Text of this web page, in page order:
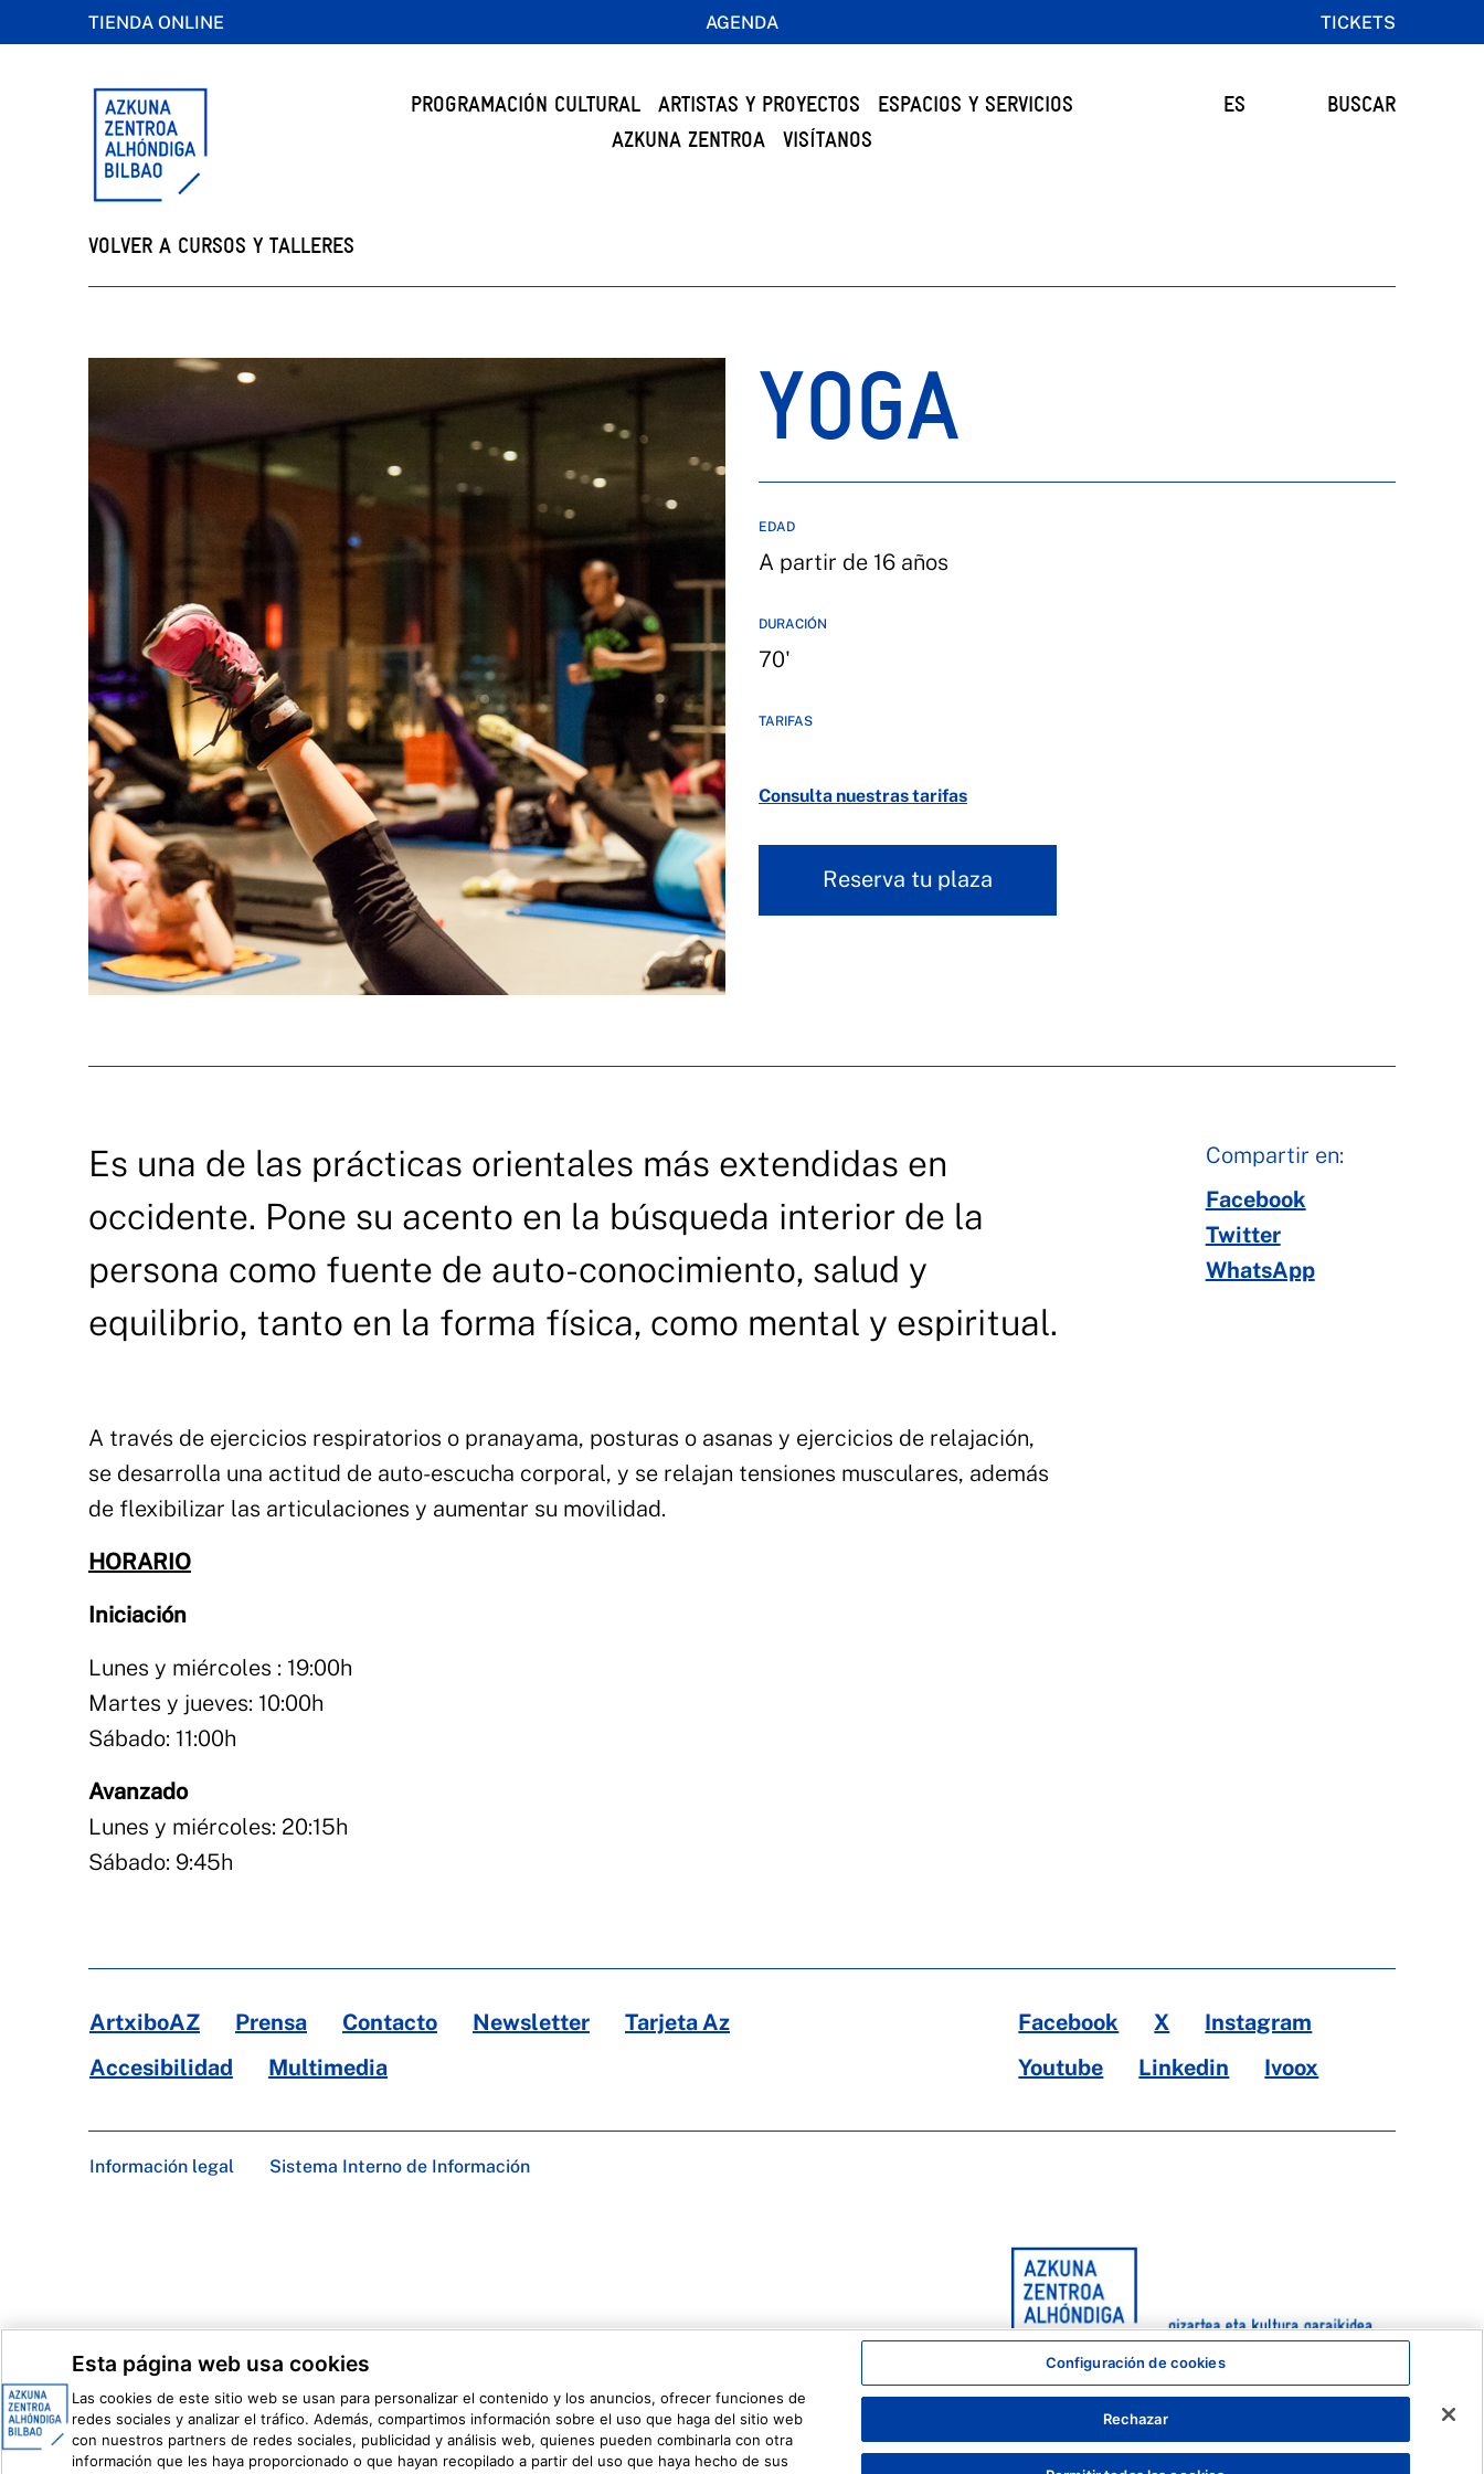
TIENDA ONLINE AGENDA TICKETS
PROGRAMACIÓN CULTURAL ARTISTAS Y PROYECTOS
ESPACIOS Y SERVICIOS
AZKUNA ZENTROA
VISÍTANOS
ES BUSCAR
VOLVER A CURSOS Y TALLERES
YOGA
EDAD
A partir de 16 años
DURACIÓN
70'
TARIFAS
Consulta nuestras tarifas
Reserva tu plaza
Es una de las prácticas orientales más extendidas en
occidente. Pone su acento en la búsqueda interior de la
persona como fuente de auto-conocimiento, salud y
equilibrio, tanto en la forma física, como mental y espiritual.
A través de ejercicios respiratorios o pranayama, posturas o asanas y ejercicios de relajación,
se desarrolla una actitud de auto-escucha corporal, y se relajan tensiones musculares, además
de flexibilizar las articulaciones y aumentar su movilidad.
HORARIO
Iniciación
Lunes y miércoles : 19:00h
Martes y jueves: 10:00h
Sábado: 11:00h
Avanzado
Lunes y miércoles: 20:15h
Sábado: 9:45h
Compartir en:
Facebook
Twitter
WhatsApp
ArtxiboAZ Prensa Contacto Newsletter
Tarjeta Az
Accesibilidad
Multimedia
Facebook X
Instagram
Youtube
Linkedin Ivoox
Información legal Sistema Interno de Información
Esta página web usa cookies
Las cookies de este sitio web se usan para personalizar el contenido y los anuncios, ofrecer funciones de
redes sociales y analizar el tráfico. Además, compartimos información sobre el uso que haga del sitio web
con nuestros partners de redes sociales, publicidad y análisis web, quienes pueden combinarla con otra
información que les haya proporcionado o que hayan recopilado a partir del uso que haya hecho de sus
Configuración de cookies
Rechazar